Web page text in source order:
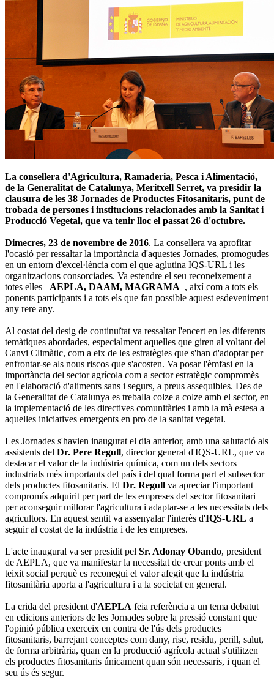
La consellera d'Agricultura, Ramaderia, Pesca i Alimentació,
de la Generalitat de Catalunya, Meritxell Serret, va presidir la
clausura de les 38 Jornades de Productes Fitosanitaris, punt de
trobada de persones i institucions relacionades amb la Sanitat i
Producció Vegetal, que va tenir lloc el passat 26 d'octubre.
Dimecres, 23 de novembre de 2016. La consellera va aprofitar
l'ocasió per ressaltar la importància d'aquestes Jornades, promogudes
en un entorn d'excel·lència com el que aglutina IQS-URL i les
organitzacions consorciades. Va estendre el seu reconeixement a
totes elles –AEPLA, DAAM, MAGRAMA–, així com a tots els
ponents participants i a tots els que fan possible aquest esdeveniment
any rere any.
Al costat del desig de continuïtat va ressaltar l'encert en les diferents
temàtiques abordades, especialment aquelles que giren al voltant del
Canvi Climàtic, com a eix de les estratègies que s'han d'adoptar per
enfrontar-se als nous riscos que s'acosten. Va posar l'èmfasi en la
importància del sector agrícola com a sector estratègic compromès
en l'elaboració d'aliments sans i segurs, a preus assequibles. Des de
la Generalitat de Catalunya es treballa colze a colze amb el sector, en
la implementació de les directives comunitàries i amb la mà estesa a
aquelles iniciatives emergents en pro de la sanitat vegetal.
Les Jornades s'havien inaugurat el dia anterior, amb una salutació als
assistents del Dr. Pere Regull, director general d'IQS-URL, que va
destacar el valor de la indústria química, com un dels sectors
industrials més importants del país i del qual forma part el subsector
dels productes fitosanitaris. El Dr. Regull va apreciar l'important
compromís adquirit per part de les empreses del sector fitosanitari
per aconseguir millorar l'agricultura i adaptar-se a les necessitats dels
agricultors. En aquest sentit va assenyalar l'interès d'IQS-URL a
seguir al costat de la indústria i de les empreses.
L'acte inaugural va ser presidit pel Sr. Adonay Obando, president
de AEPLA, que va manifestar la necessitat de crear ponts amb el
teixit social perquè es reconegui el valor afegit que la indústria
fitosanitària aporta a l'agricultura i a la societat en general.
La crida del president d'AEPLA feia referència a un tema debatut
en edicions anteriors de les Jornades sobre la pressió constant que
l'opinió pública exerceix en contra de l'ús dels productes
fitosanitaris, barrejant conceptes com dany, risc, residu, perill, salut,
de forma arbitrària, quan en la producció agrícola actual s'utilitzen
els productes fitosanitaris únicament quan són necessaris, i quan el
seu ús és segur.